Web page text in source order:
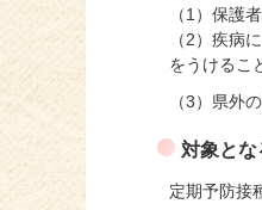
（1）保護
（2）疾病
をうけるこ
（3）県外
対象とな
定期予防接